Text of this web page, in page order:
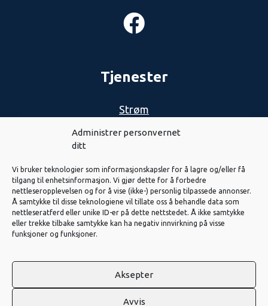
Administrer personvernet
ditt
Vi bruker teknologier som informasjonskapsler for å lagre og/eller få
tilgang til enhetsinformasjon. Vi gjør dette for å forbedre
nettleseropplevelsen og for å vise (ikke-) personlig tilpassede annonser.
Å samtykke til disse teknologiene vil tillate oss å behandle data som
nettleseratferd eller unike ID-er på dette nettstedet. Å ikke samtykke
eller trekke tilbake samtykke kan ha negativ innvirkning på visse
funksjoner og funksjoner.
Aksepter
Avvis
Tjenester
Strøm
Nett
Solenergi
Eiendom
Fiber
2026 Nord-Østerdal Kraftlag SA. Laga av